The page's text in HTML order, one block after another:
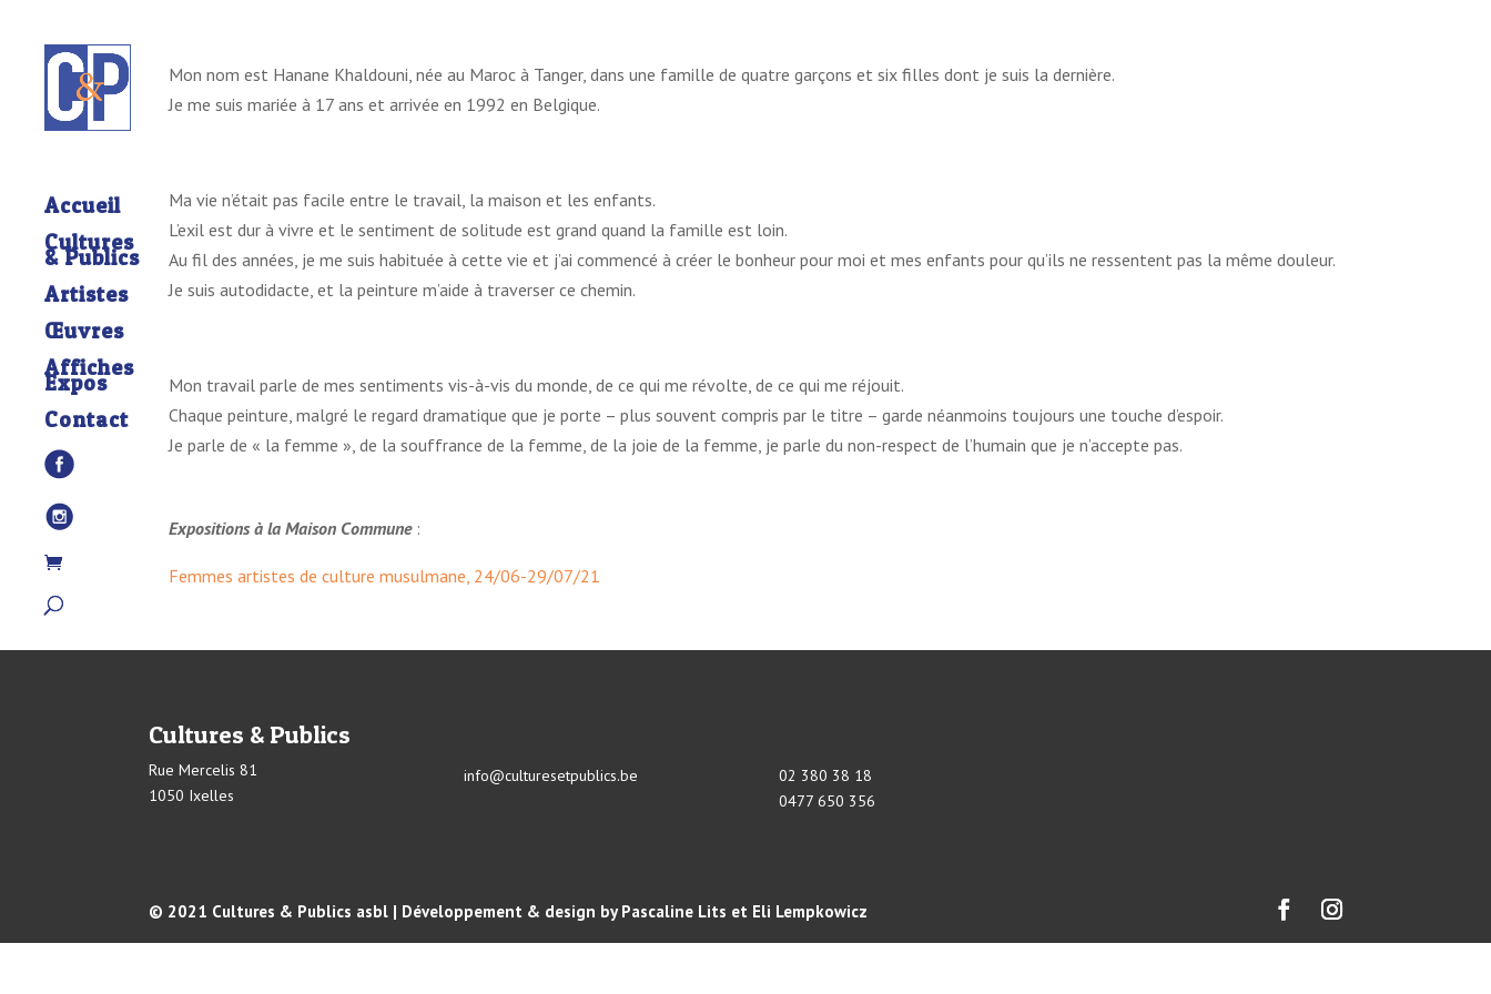
Accueil
Cultures
& Publics
Artistes
Œuvres
Affiches
Expos
Contact
Mon nom est Hanane Khaldouni, née au Maroc à Tanger, dans une famille de quatre garçons et six filles dont je suis la dernière.
Je me suis mariée à 17 ans et arrivée en 1992 en Belgique.
Ma vie n’était pas facile entre le travail, la maison et les enfants.
L’exil est dur à vivre et le sentiment de solitude est grand quand la famille est loin.
Au fil des années, je me suis habituée à cette vie et j’ai commencé à créer le bonheur pour moi et mes enfants pour qu’ils ne ressentent pas la même douleur.
Je suis autodidacte, et la peinture m’aide à traverser ce chemin.
Mon travail parle de mes sentiments vis-à-vis du monde, de ce qui me révolte, de ce qui me réjouit.
Chaque peinture, malgré le regard dramatique que je porte – plus souvent compris par le titre – garde néanmoins toujours une touche d’espoir.
Je parle de « la femme », de la souffrance de la femme, de la joie de la femme, je parle du non-respect de l’humain que je n’accepte pas.
Expositions à la Maison Commune:
Femmes artistes de culture musulmane, 24/06-29/07/21
Cultures & Publics
Rue Mercelis 81
1050 Ixelles
info@culturesetpublics.be
02 380 38 18
0477 650 356
© 2021 Cultures & Publics asbl | Développement & design by Pascaline Lits et Eli Lempkowicz